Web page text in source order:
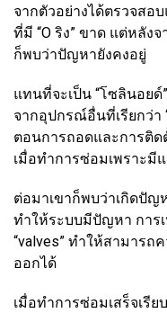
จากตัวอย่างได้ตรวจสอ
ที่มี “O ริง” ขาด แต่หลัง
ก็พบว่าปัญหายังคงอยู่
แทนที่จะเป็น “โซลินอย
จากอุปกรณ์อื่นที่เรียกว่า
ตอนการถอดและการติด
เมื่อทำการซ่อมเพราะมี
ต่อมาเขาก็พบว่าเกิดปัญ
ทำให้ระบบมีปัญหา การ
“valves” ทำให้สามาร
ออกได้
เมื่อทำการซ่อมเสร็จเรี